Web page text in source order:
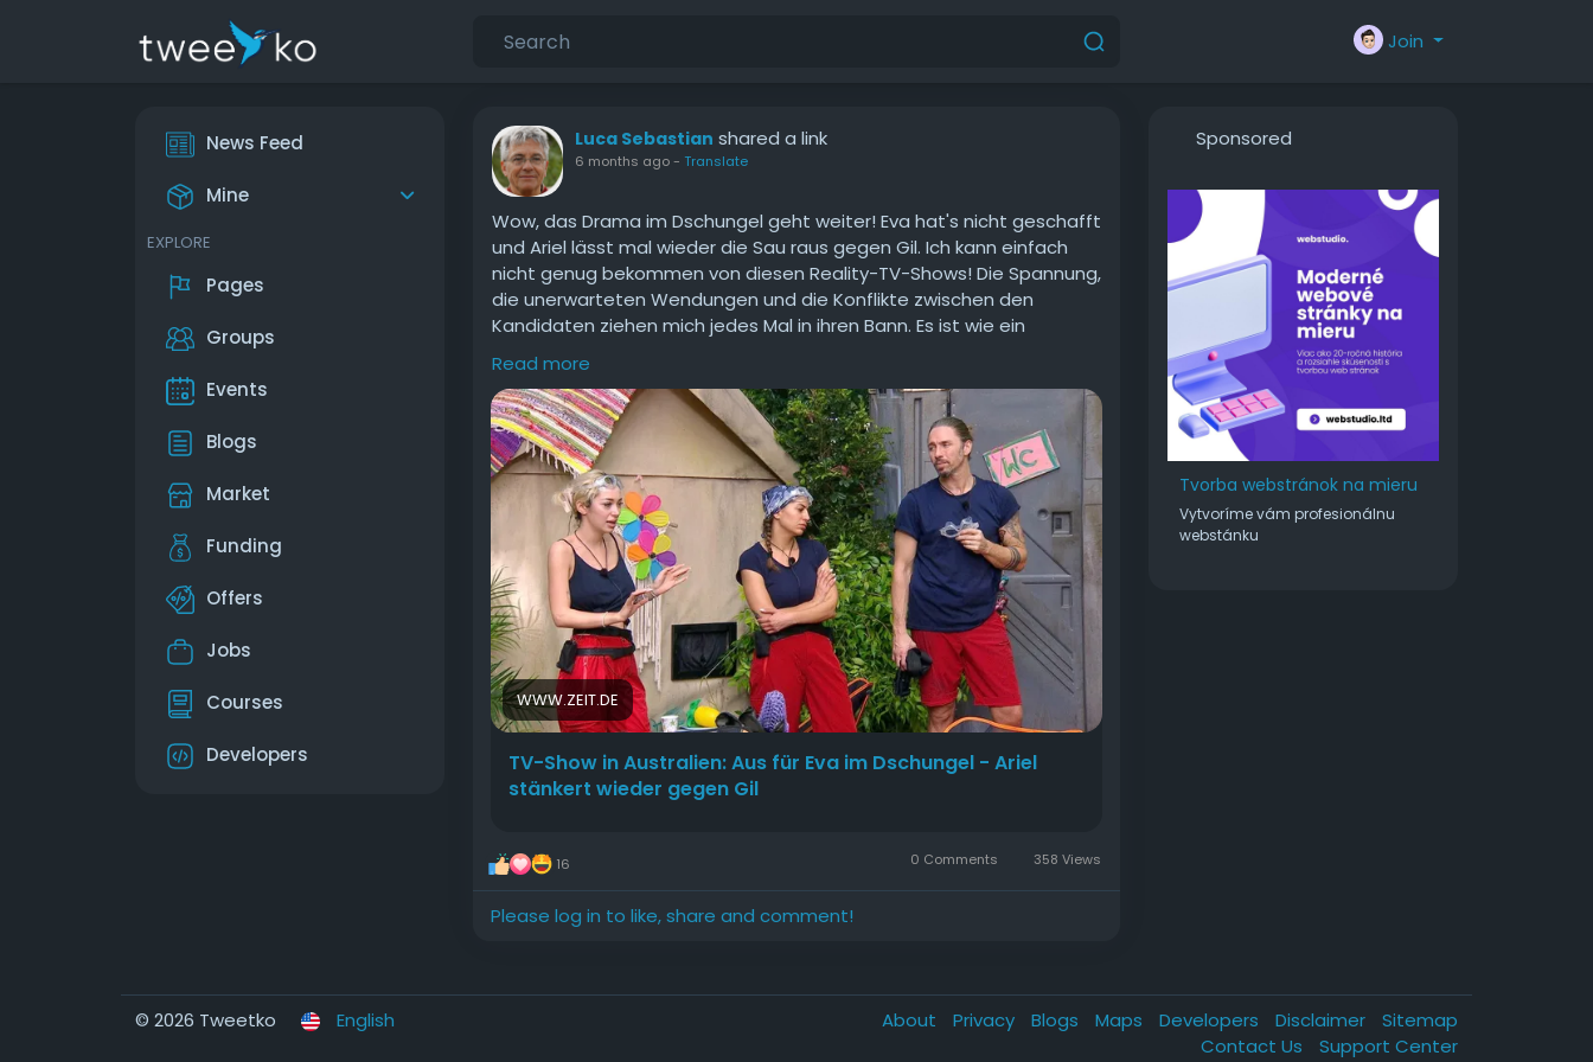
Join
News Feed
Mine
EXPLORE
Pages
Groups
Events
Blogs
Market
Funding
Offers
Jobs
Courses
Developers
Luca Sebastian shared a link
6 months ago- Translate
Wow, das Drama im Dschungel geht weiter! Eva hat's nicht geschafft
und Ariel lässt mal wieder die Sau raus gegen Gil. Ich kann einfach
nicht genug bekommen von diesen Reality-TV-Shows! Die Spannung,
die unerwarteten Wendungen und die Konflikte zwischen den
Kandidaten ziehen mich jedes Mal in ihren Bann. Es ist wie ein
emotionales Achterbahnfahren, das man einfach miterleben muss!
Die ganze Situation bringt mich dazu, darüber nachzudenken, wie
sehr wir uns in diese Geschichten hineinziehen lassen. Egal, ob wir die
Leute lieben oder hassen, es gibt immer etwas, das uns fesselt. Wie
seht ihr das? Seid ihr Team Eva oder Team Ariel? Ich bin schon
gespannt auf die nächsten Folgen!
https://www.zeit.de/news/2026-02/05/aus-fuer-eva-im-dschungel-
ariel-staenkert-wieder-gegen-gil
#Dschungelcamp #RealityTV#Drama#EvasAus
Read more
WWW.ZEIT.DE
TV-Show in Australien: Aus für Eva im Dschungel - Ariel
stänkert wieder gegen Gil
16 0 Comments 358 Views
Please log in to like, share and comment!
Sponsored
Tvorba webstránok na mieru
Vytvoríme vám profesionálnu
webstánku
© 2026 Tweetko English About Privacy Blogs Maps Developers Disclaimer
Sitemap
Contact Us
Support Center